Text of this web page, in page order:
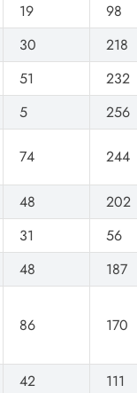
19 98
30 218
51 232
5 256
74 244
48 202
31 56
48 187
86 170
42 111